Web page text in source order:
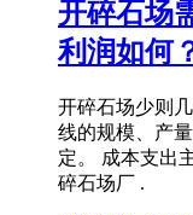
开碎石场
利润如何
开碎石场少则
线的规模、产
定。 成本支出
碎石场厂 .